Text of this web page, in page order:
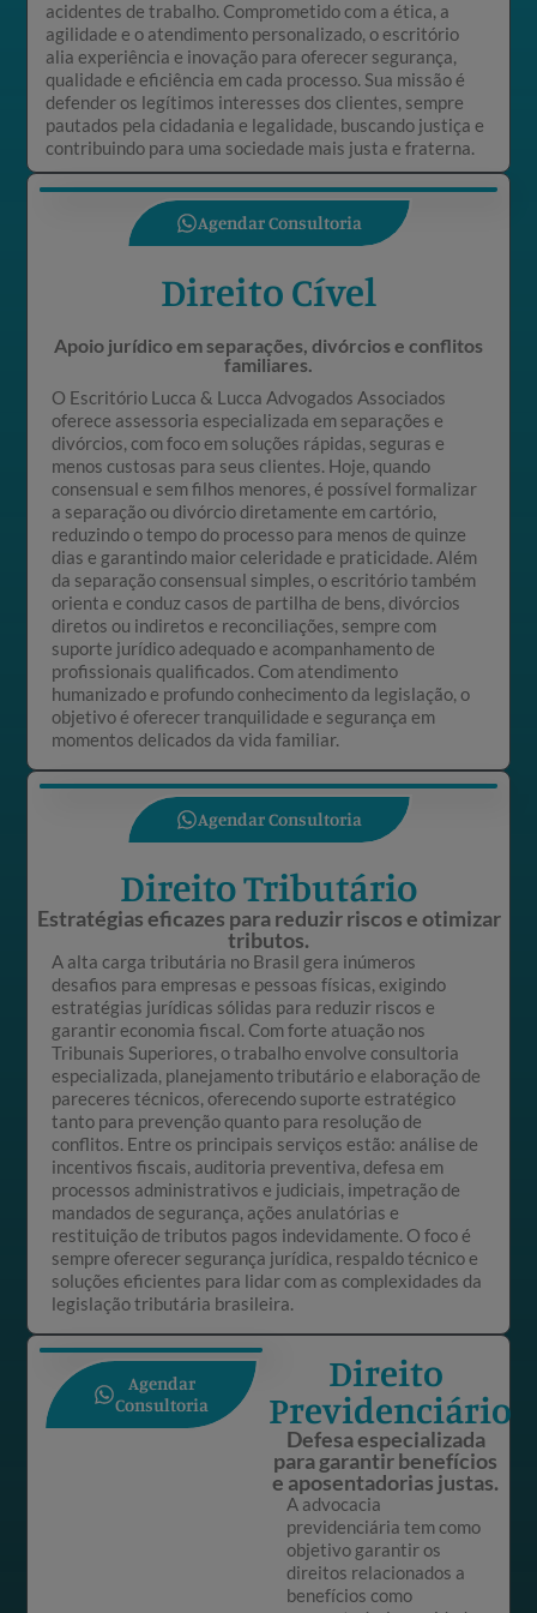
acidentes de trabalho. Comprometido com a ética, a
agilidade e o atendimento personalizado, o escritório
alia experiência e inovação para oferecer segurança,
qualidade e eficiência em cada processo. Sua missão é
defender os legítimos interesses dos clientes, sempre
pautados pela cidadania e legalidade, buscando justiça e
contribuindo para uma sociedade mais justa e fraterna.
Agendar Consultoria
Direito Cível
Apoio jurídico em separações, divórcios e conflitos
familiares.
O Escritório Lucca & Lucca Advogados Associados
oferece assessoria especializada em separações e
divórcios, com foco em soluções rápidas, seguras e
menos custosas para seus clientes. Hoje, quando
consensual e sem filhos menores, é possível formalizar
a separação ou divórcio diretamente em cartório,
reduzindo o tempo do processo para menos de quinze
dias e garantindo maior celeridade e praticidade. Além
da separação consensual simples, o escritório também
orienta e conduz casos de partilha de bens, divórcios
diretos ou indiretos e reconciliações, sempre com
suporte jurídico adequado e acompanhamento de
profissionais qualificados. Com atendimento
humanizado e profundo conhecimento da legislação, o
objetivo é oferecer tranquilidade e segurança em
momentos delicados da vida familiar.
Agendar Consultoria
Direito Tributário
Estratégias eficazes para reduzir riscos e otimizar
tributos.
A alta carga tributária no Brasil gera inúmeros
desafios para empresas e pessoas físicas, exigindo
estratégias jurídicas sólidas para reduzir riscos e
garantir economia fiscal. Com forte atuação nos
Tribunais Superiores, o trabalho envolve consultoria
especializada, planejamento tributário e elaboração de
pareceres técnicos, oferecendo suporte estratégico
tanto para prevenção quanto para resolução de
conflitos. Entre os principais serviços estão: análise de
incentivos fiscais, auditoria preventiva, defesa em
processos administrativos e judiciais, impetração de
mandados de segurança, ações anulatórias e
restituição de tributos pagos indevidamente. O foco é
sempre oferecer segurança jurídica, respaldo técnico e
soluções eficientes para lidar com as complexidades da
legislação tributária brasileira.
Agendar
Consultoria
Direito
Previdenciário
Defesa especializada
para garantir benefícios
e aposentadorias justas.
A advocacia
previdenciária tem como
objetivo garantir os
direitos relacionados a
benefícios como